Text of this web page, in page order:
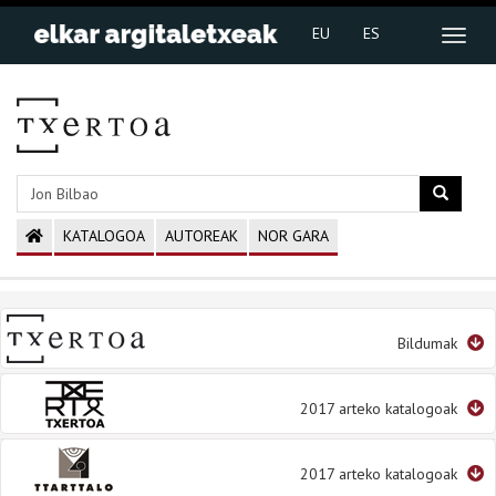
EU ES
KATALOGOA AUTOREAK NOR GARA
Bildumak
2017 arteko katalogoak
2017 arteko katalogoak